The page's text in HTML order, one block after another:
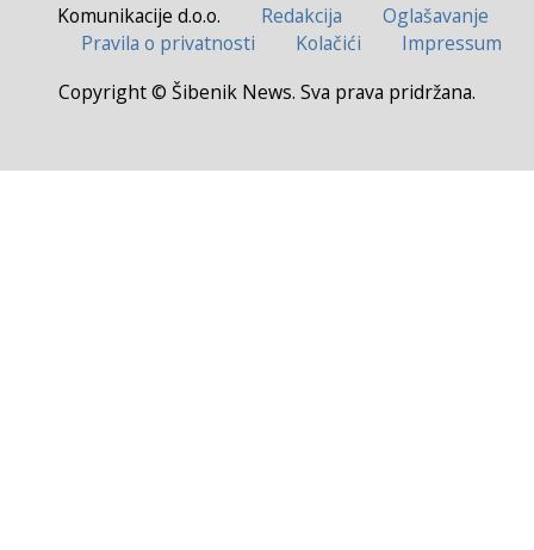
Komunikacije d.o.o. Redakcija
Oglašavanje
Pravila o privatnosti
Kolačići
Impressum
Copyright © Šibenik News. Sva prava pridržana.